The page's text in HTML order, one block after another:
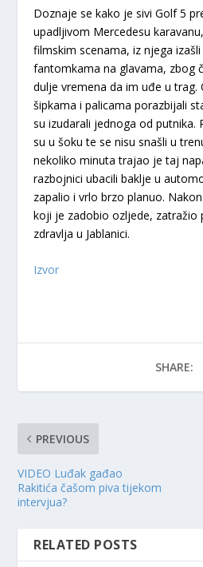
Doznaje se kako je sivi Golf 5
upadljivom Mercedesu
filmskim scenama, iz njega
fantomkama na glavama, zbog
dulje vremena da im uđe u trag.
šipkama i palicama porazbijali
su izudarali jednoga od putnika.
su u šoku te se nisu snašli u
nekoliko minuta trajao je taj
razbojnici ubacili baklje u
zapalio i vrlo brzo planuo.
koji je zadobio ozljede, zatražio
zdravlja u Jablanici.
Izvor
SHARE:
PREVIOUS
VIDEO Luđak gađao
Rakitića čašom piva tijekom
intervjua?
RELATED POSTS